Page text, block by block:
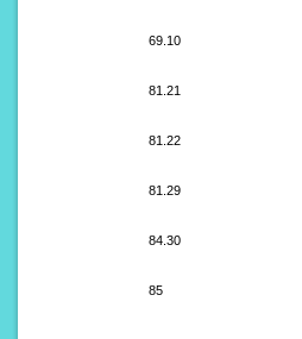
69.10
81.21
81.22
81.29
84.30
85